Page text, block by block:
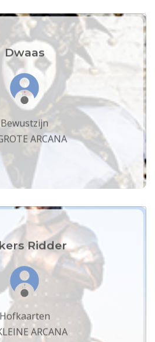
Dwaas
Bewustzijn
ARCANA
Ridder
Hofkaarten
ARCANA